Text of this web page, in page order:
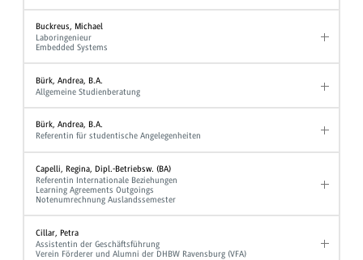
Buckreus, Michael
Laboringenieur
Embedded Systems
Bürk, Andrea, B.A.
Allgemeine Studienberatung
Bürk, Andrea, B.A.
Referentin für studentische Angelegenheiten
Capelli, Regina, Dipl.-Betriebsw. (BA)
Referentin Internationale Beziehungen
Learning Agreements Outgoings
Notenumrechnung Auslandssemester
Cillar, Petra
Assistentin der Geschäftsführung
Verein Förderer und Alumni der DHBW Ravensburg (VFA)